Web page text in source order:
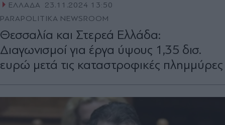
ΕΛΛΑΔΑ 23.11.2024 13:50
PARAPOLITIKA NEWSROOM
Θεσσαλία και Στερεά Ελλάδα:
Διαγωνισμοί για έργα ύψους 1,35 δισ.
ευρώ μετά τις καταστροφικές πλημμύρες